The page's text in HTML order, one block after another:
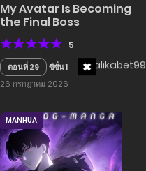
My Avatar Is Becoming
the Final Boss
5
ตอนที่ 29
ซีซั่น 1
26 กรกฎาคม 2026
MANHUA